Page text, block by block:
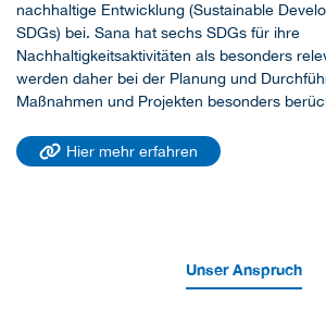
nachhaltige Entwicklung (Sustainable
SDGs) bei. Sana hat sechs SDGs für ihre
Nachhaltigkeitsaktivitäten als besonders
werden daher bei der Planung und
Maßnahmen und Projekten besonders
Hier mehr erfahren
Unser Anspruch